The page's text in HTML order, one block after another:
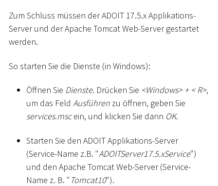
Zum Schluss müssen der ADOIT 17.5.x Applikations-
Server und der Apache Tomcat Web-Server gestartet
werden.
So starten Sie die Dienste (in Windows):
Öffnen Sie Dienste. Drücken Sie <Windows>+ <R>,
um das Feld Ausführen zu öffnen, geben Sie
services.mscein, und klicken Sie dann OK.
Starten Sie den ADOIT Applikations-Server
(Service-Name z.B. "ADOITServer17.5.xService")
und den Apache Tomcat Web-Server (Service-
Name z. B. " Tomcat10").